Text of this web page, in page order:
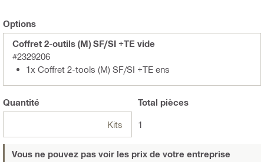
Options
Coffret 2-outils (M) SF/SI +TE vide
#2329206
1x Coffret 2-tools (M) SF/SI +TE ens
Quantité
Kits
Total pièces
1
Vous ne pouvez pas voir les prix de votre entreprise